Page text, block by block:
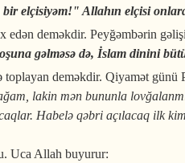
bir elçisiyəm!" Allahın elçisi
edən deməkdir. Peyğəmbərin
gəlməsə də, İslam dinini
toplayan deməkdir. Qiyamət günü
lakin mən bununla
Habelə qəbri açılacaq ilk
Uca Allah buyurur: